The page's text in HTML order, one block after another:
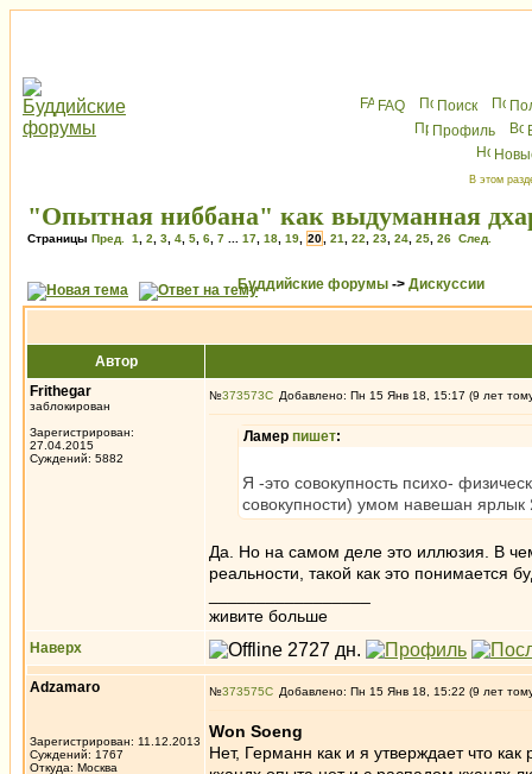
FAQ Поиск
Профиль
В этом
"Опытная ниббана" как выдуманная
Страницы Пред. 1 2 3 4 5 6 7 17 18 19 20 21 22 23 24 25 26 След.
Буддийские форумы -> Дискуссии
Автор
Frithegar
заблокирован
Зарегистрирован:
27.04.2015
Суждений: 5882
№373573 Добавлено: Пн 15 Янв 18, 15:17 (9 лет
Ламер пишет:
Я -это совокупность психо-
совокупности) умом навешан ярлык
Да. Но на самом деле это иллюзия. В
реальности, такой как это понимается
живите больше
Наверх
Adzamaro
Зарегистрирован: 11.12.2013
Суждений: 1767
Откуда: Москва
№373575 Добавлено: Пн 15 Янв 18, 15:22 (9 лет
Won Soeng
Нет, Германн как и я утверждает что